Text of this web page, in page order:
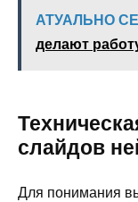
АТУАЛЬНО
делают
слайдов
Для понимания